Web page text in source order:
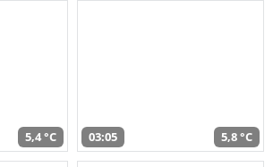
5,4 °C 03:05 5,8 °C